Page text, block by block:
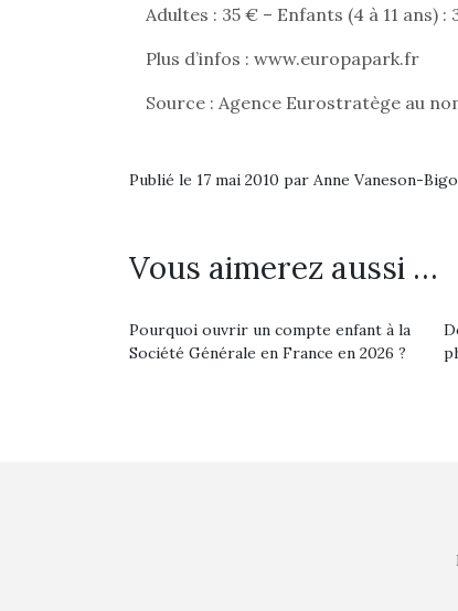
Adultes : 35 € – Enfants (4 à 11 ans) :
Plus d’infos : www.europapark.fr
Source : Agence Eurostratège au
Publié le 17 mai 2010 par Anne Vaneson-
Vous aimerez aussi …
Pourquoi ouvrir un compte enfant à la
Société Générale en France en 2026 ?